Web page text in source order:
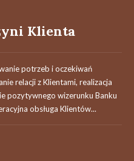
Klienta
potrzeb i oczekiwań
relacji z Klientami, realizacja
pozytywnego wizerunku Banku
obsługa Klientów...